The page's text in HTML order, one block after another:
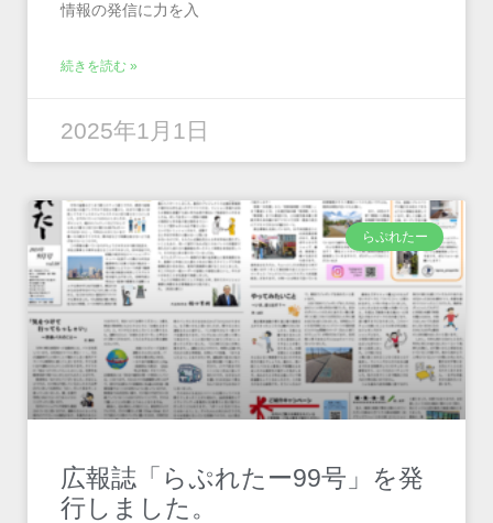
情報の発信に力を入
続きを読む »
2025年1月1日
らぷれたー
広報誌「らぷれたー99号」を発
行しました。